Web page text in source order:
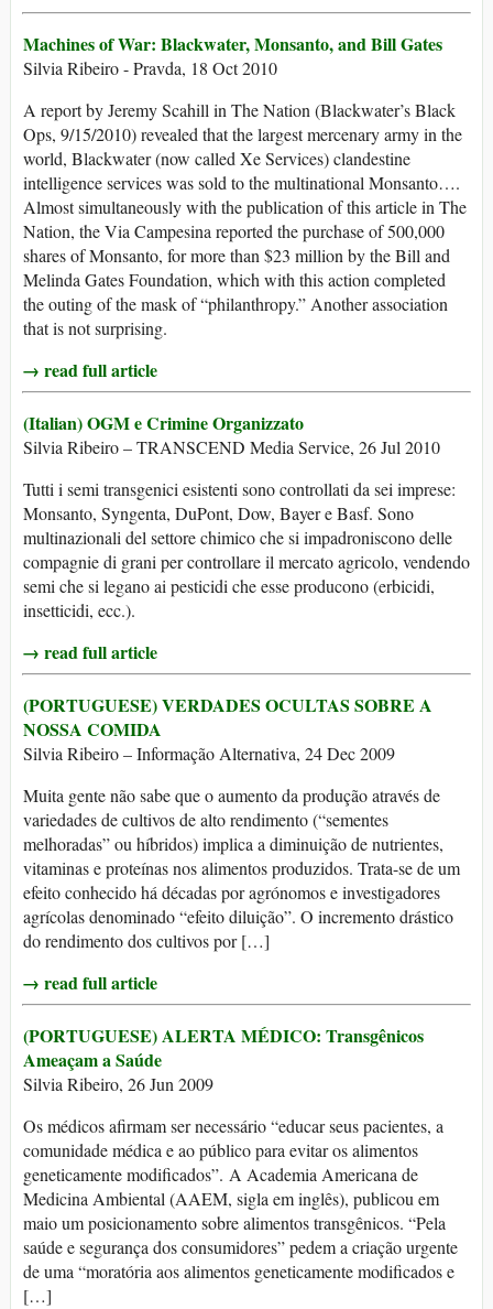
Machines of War: Blackwater, Monsanto, and Bill Gates
Silvia Ribeiro - Pravda, 18 Oct 2010
A report by Jeremy Scahill in The Nation (Blackwater’s Black
Ops, 9/15/2010) revealed that the largest mercenary army in the
world, Blackwater (now called Xe Services) clandestine
intelligence services was sold to the multinational Monsanto….
Almost simultaneously with the publication of this article in The
Nation, the Via Campesina reported the purchase of 500,000
shares of Monsanto, for more than $23 million by the Bill and
Melinda Gates Foundation, which with this action completed
the outing of the mask of “philanthropy.” Another association
that is not surprising.
→ read full article
(Italian) OGM e Crimine Organizzato
Silvia Ribeiro – TRANSCEND Media Service, 26 Jul 2010
Tutti i semi transgenici esistenti sono controllati da sei imprese:
Monsanto, Syngenta, DuPont, Dow, Bayer e Basf. Sono
multinazionali del settore chimico che si impadroniscono delle
compagnie di grani per controllare il mercato agricolo, vendendo
semi che si legano ai pesticidi che esse producono (erbicidi,
insetticidi, ecc.).
→ read full article
(PORTUGUESE) VERDADES OCULTAS SOBRE A
NOSSA COMIDA
Silvia Ribeiro – Informação Alternativa, 24 Dec 2009
Muita gente não sabe que o aumento da produção através de
variedades de cultivos de alto rendimento (“sementes
melhoradas” ou híbridos) implica a diminuição de nutrientes,
vitaminas e proteínas nos alimentos produzidos. Trata-se de um
efeito conhecido há décadas por agrónomos e investigadores
agrícolas denominado “efeito diluição”. O incremento drástico
do rendimento dos cultivos por […]
→ read full article
(PORTUGUESE) ALERTA MÉDICO: Transgênicos
Ameaçam a Saúde
Silvia Ribeiro, 26 Jun 2009
Os médicos afirmam ser necessário “educar seus pacientes, a
comunidade médica e ao público para evitar os alimentos
geneticamente modificados”. A Academia Americana de
Medicina Ambiental (AAEM, sigla em inglês), publicou em
maio um posicionamento sobre alimentos transgênicos. “Pela
saúde e segurança dos consumidores” pedem a criação urgente
de uma “moratória aos alimentos geneticamente modificados e
[…]